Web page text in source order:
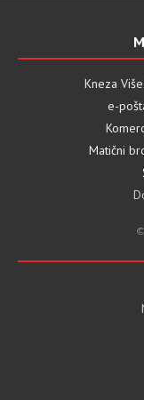
Kneza
e-
Matični